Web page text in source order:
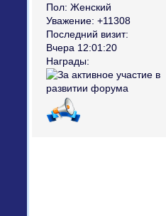
Пол: Женский
Уважение: +11308
Последний визит:
Вчера 12:01:20
Награды: